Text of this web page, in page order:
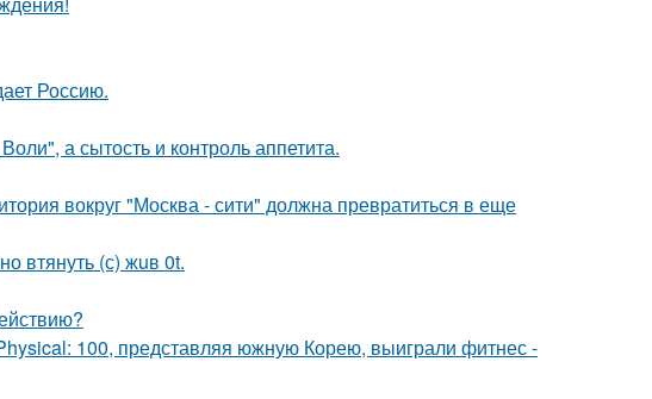
Россию.
а сытость и контроль аппетита.
вокруг "Москва - сити" должна превратиться в еще
втянуть (с) жuв 0t.
100, представляя южную Корею, выиграли фитнес -